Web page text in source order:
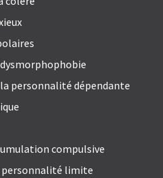
personnalité dépendante
compulsive
personnalité limite